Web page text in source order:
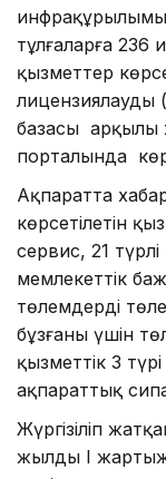
инфрақұрылымы
тұлғаларға 236
қызметтер
базасы арқылы
порталында
Ақпаратта
көрсетілетін
сервис, 21
мемлекеттік
төлемдерді
бұзғаны үшін
қызметтік 3
ақпараттық
Жүргізіліп
жылдың І